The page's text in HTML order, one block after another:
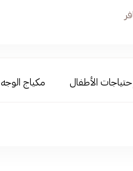
إحتياجات الأطفال مكياج الوجه